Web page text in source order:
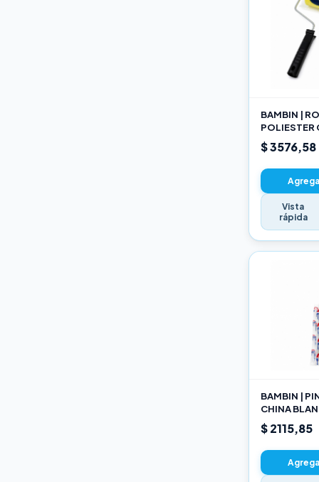
BAMBIN |
POLIESTER
22CM
$ 3576,58
Vista
rápida
BAMBIN |
CHINA
189 10
$ 2115,85